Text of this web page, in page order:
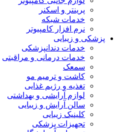
پرینتر و اسکنر
خدمات شبکه
نرم افزار کامپیوتر
پزشکی و زیبایی
خدمات دندانپزشکی
خدمات درمانی و مراقبتی
سمعک
کاشت و ترمیم مو
تغذیه و رژیم غذایی
لوازم آرایشی و بهداشتی
سالن آرایش و زیبایی
کلینیک زیبایی
تجهیزات پزشکی